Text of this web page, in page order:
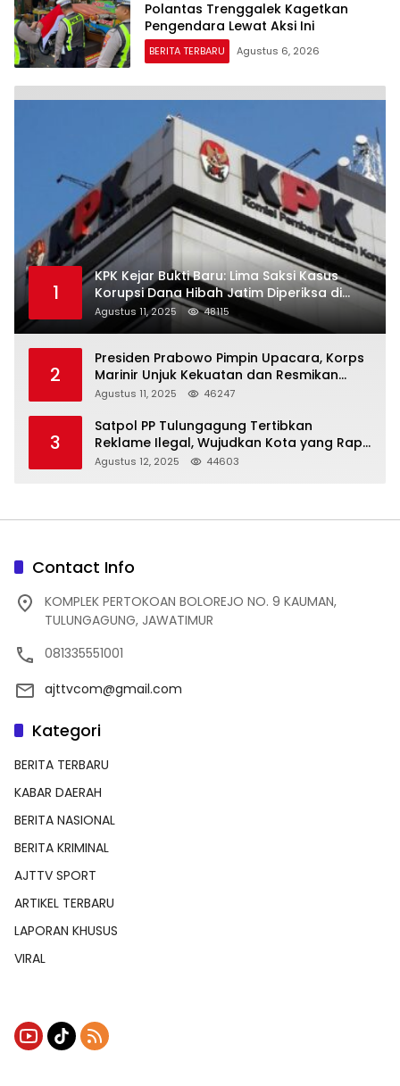
Polantas Trenggalek Kagetkan
Pengendara Lewat Aksi Ini
BERITA TERBARU Agustus 6, 2026
1
KPK Kejar Bukti Baru: Lima Saksi Kasus
Korupsi Dana Hibah Jatim Diperiksa di
Trenggalek
Agustus 11, 2025 48115
2
Presiden Prabowo Pimpin Upacara, Korps
Marinir Unjuk Kekuatan dan Resmikan
Struktur Baru
Agustus 11, 2025 46247
3
Satpol PP Tulungagung Tertibkan
Reklame Ilegal, Wujudkan Kota yang Rapi
dan Indah
Agustus 12, 2025 44603
Contact Info
KOMPLEK PERTOKOAN BOLOREJO NO. 9 KAUMAN,
TULUNGAGUNG, JAWATIMUR
081335551001
ajttvcom@gmail.com
Kategori
BERITA TERBARU
KABAR DAERAH
BERITA NASIONAL
BERITA KRIMINAL
AJTTV SPORT
ARTIKEL TERBARU
LAPORAN KHUSUS
VIRAL